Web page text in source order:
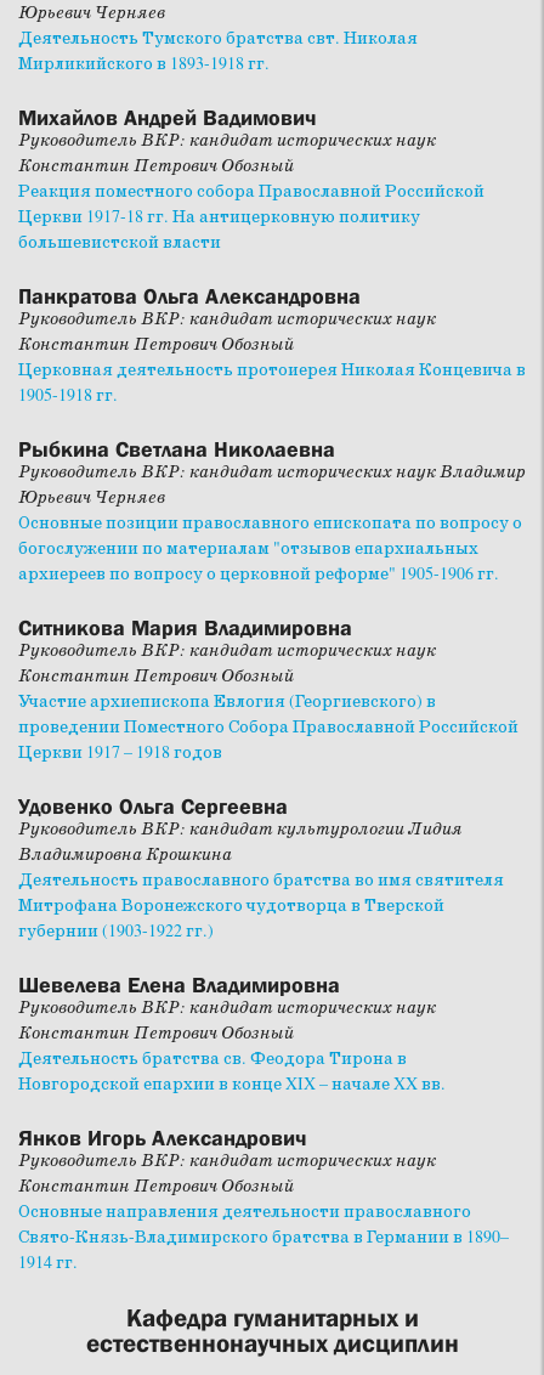
Юрьевич Черняев
Деятельность Тумского братства свт. Николая
Мирликийского в 1893-1918 гг.
Михайлов Андрей Вадимович
Руководитель ВКР: кандидат исторических наук
Константин Петрович Обозный
Реакция поместного собора Православной Российской
Церкви 1917-18 гг. На антицерковную политику
большевистской власти
Панкратова Ольга Александровна
Руководитель ВКР: кандидат исторических наук
Константин Петрович Обозный
Церковная деятельность протоиерея Николая Концевича в
1905-1918 гг.
Рыбкина Светлана Николаевна
Руководитель ВКР: кандидат исторических наук Владимир
Юрьевич Черняев
Основные позиции православного епископата по вопросу о
богослужении по материалам "отзывов епархиальных
архиереев по вопросу о церковной реформе" 1905-1906 гг.
Ситникова Мария Владимировна
Руководитель ВКР: кандидат исторических наук
Константин Петрович Обозный
Участие архиепископа Евлогия (Георгиевского) в
проведении Поместного Собора Православной Российской
Церкви 1917 – 1918 годов
Удовенко Ольга Сергеевна
Руководитель ВКР: кандидат культурологии Лидия
Владимировна Крошкина
Деятельность православного братства во имя святителя
Митрофана Воронежского чудотворца в Тверской
губернии (1903-1922 гг.)
Шевелева Елена Владимировна
Руководитель ВКР: кандидат исторических наук
Константин Петрович Обозный
Деятельность братства св. Феодора Тирона в
Новгородской епархии в конце XIX – начале XX вв.
Янков Игорь Александрович
Руководитель ВКР: кандидат исторических наук
Константин Петрович Обозный
Основные направления деятельности православного
Свято-Князь-Владимирского братства в Германии в 1890–
1914 гг.
Кафедра гуманитарных и
естественнонаучных дисциплин